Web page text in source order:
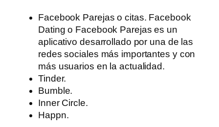
Facebook Parejas o citas. Facebook
Dating o Facebook Parejas es un
aplicativo desarrollado por una de las
redes sociales más importantes y con
más usuarios en la actualidad.
Tinder.
Bumble.
Inner Circle.
Happn.